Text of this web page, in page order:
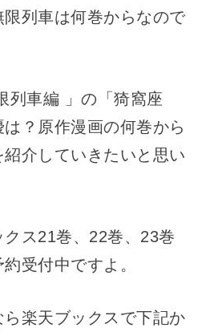
限列車は何巻からなので
列車編 」の「猗窩座
は？原作漫画の何巻から
介していきたいと思い
クス21巻、22巻、23巻
受付中ですよ。
ら楽天ブックスで下記か